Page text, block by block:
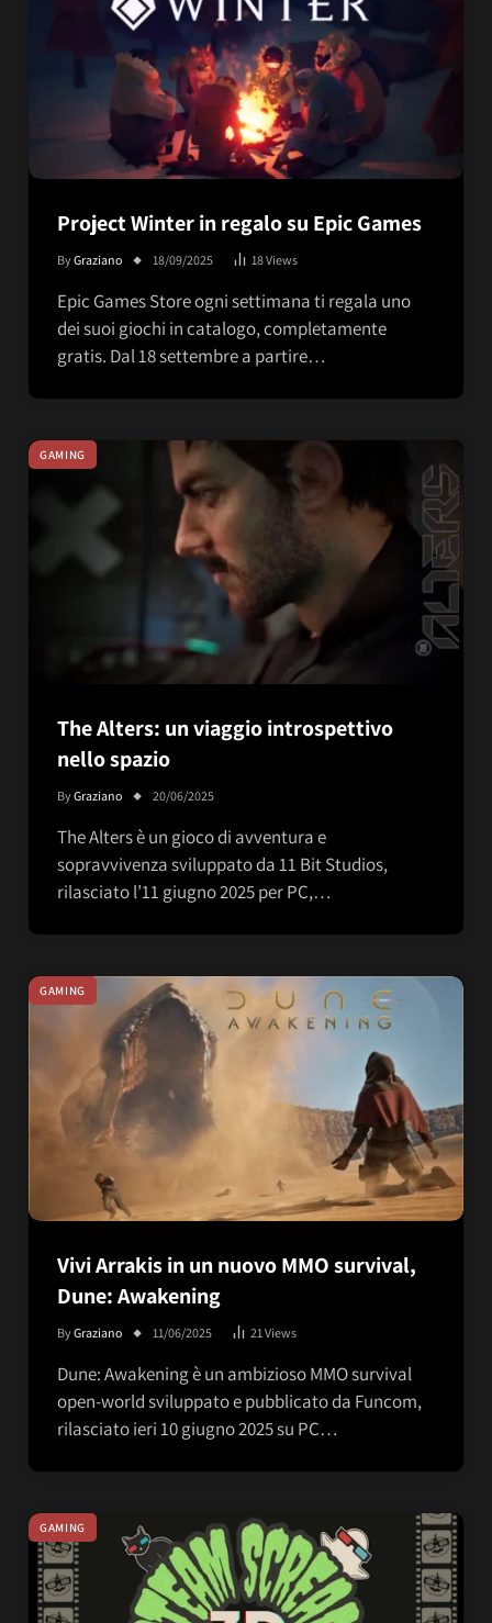
Project Winter in regalo su Epic Games
ByGraziano 18/09/2025 18Views
Epic Games Store ogni settimana ti regala uno
dei suoi giochi in catalogo, completamente
gratis. Dal 18 settembre a partire…
GAMING
The Alters: un viaggio introspettivo
nello spazio
ByGraziano 20/06/2025
The Alters è un gioco di avventura e
sopravvivenza sviluppato da 11 Bit Studios,
rilasciato l’11 giugno 2025 per PC,…
GAMING
Vivi Arrakis in un nuovo MMO survival,
Dune: Awakening
ByGraziano 11/06/2025 21Views
Dune: Awakening è un ambizioso MMO survival
open-world sviluppato e pubblicato da Funcom,
rilasciato ieri 10 giugno 2025 su PC…
GAMING